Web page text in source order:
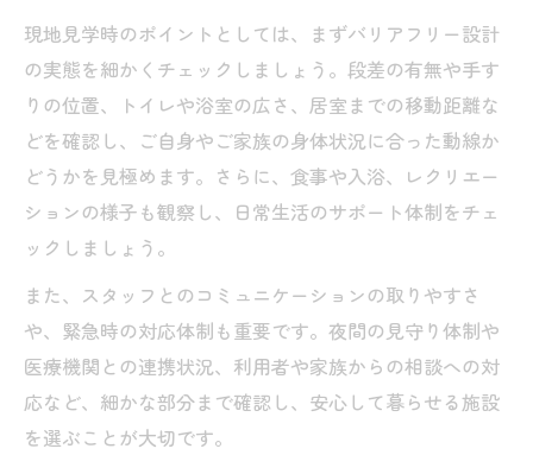
現地見学時のポイントとしては、まずバリアフリー設計
の実態を細かくチェックしましょう。段差の有無や手す
りの位置、トイレや浴室の広さ、居室までの移動距離な
どを確認し、ご自身やご家族の身体状況に合った動線か
どうかを見極めます。さらに、食事や入浴、レクリエー
ションの様子も観察し、日常生活のサポート体制をチェ
ックしましょう。
また、スタッフとのコミュニケーションの取りやすさ
や、緊急時の対応体制も重要です。夜間の見守り体制や
医療機関との連携状況、利用者や家族からの相談への対
応など、細かな部分まで確認し、安心して暮らせる施設
を選ぶことが大切です。